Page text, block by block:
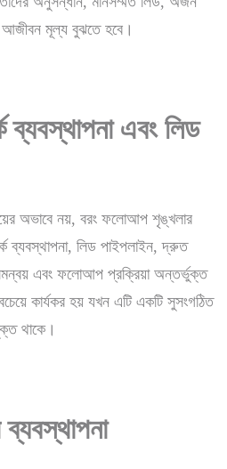
আজীবন মূল্য বুঝতে হবে।
এবং লিড
অভাবে নয়, বরং ফলোআপ শৃঙ্খলার
ব্যবস্থাপনা, লিড পাইপলাইন, দ্রুত
সমন্বয় এবং ফলোআপ প্রক্রিয়া অন্তর্ভুক্ত
কার্যকর হয় যখন এটি একটি সুসংগঠিত
থাকে।